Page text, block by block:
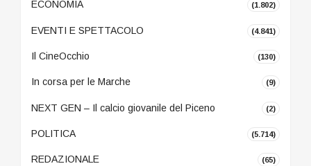
ECONOMIA (1.802)
EVENTI E SPETTACOLO (4.841)
Il CineOcchio (130)
In corsa per le Marche (9)
NEXT GEN – Il calcio giovanile del Piceno (2)
POLITICA (5.714)
REDAZIONALE (65)